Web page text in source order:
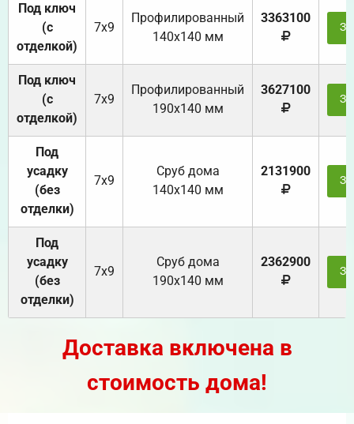
Под ключ
(с
отделкой)
7х9
Профилированный
140х140 мм
3363100
Под ключ
(с
отделкой)
7х9
Профилированный
190х140 мм
3627100
Под
усадку
(без
отделки)
7х9
Cруб дома
140х140 мм
2131900
Под
усадку
(без
отделки)
7х9
Cруб дома
190х140 мм
2362900
Доставка включена в
стоимость дома!